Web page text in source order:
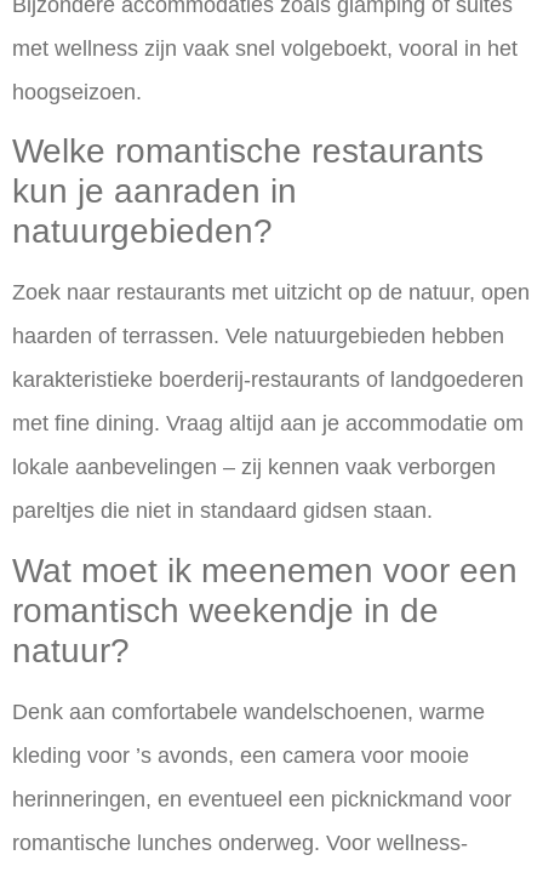
Bijzondere accommodaties zoals glamping of suites
met wellness zijn vaak snel volgeboekt, vooral in het
hoogseizoen.
Welke romantische restaurants
kun je aanraden in
natuurgebieden?
Zoek naar restaurants met uitzicht op de natuur, open
haarden of terrassen. Vele natuurgebieden hebben
karakteristieke boerderij-restaurants of landgoederen
met fine dining. Vraag altijd aan je accommodatie om
lokale aanbevelingen – zij kennen vaak verborgen
pareltjes die niet in standaard gidsen staan.
Wat moet ik meenemen voor een
romantisch weekendje in de
natuur?
Denk aan comfortabele wandelschoenen, warme
kleding voor ’s avonds, een camera voor mooie
herinneringen, en eventueel een picknickmand voor
romantische lunches onderweg. Voor wellness-